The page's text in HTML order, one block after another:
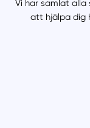
Vi har samlat
att hjälpa dig